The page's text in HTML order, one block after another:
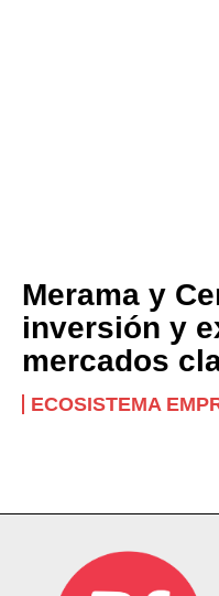
Merama y
inversión y
mercados
ECOSISTEMA